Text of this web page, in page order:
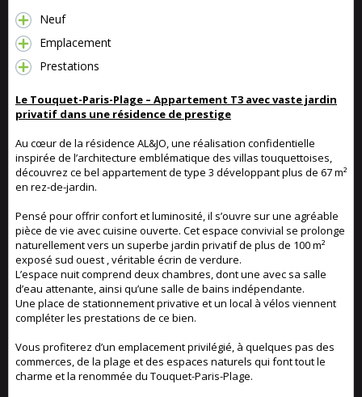
Neuf
Emplacement
Prestations
Le Touquet-Paris-Plage – Appartement T3 avec vaste jardin
privatif dans une résidence de prestige
Au cœur de la résidence AL&JO, une réalisation confidentielle
inspirée de l’architecture emblématique des villas touquettoises,
découvrez ce bel appartement de type 3 développant plus de 67 m²
en rez-de-jardin.
Pensé pour offrir confort et luminosité, il s’ouvre sur une agréable
pièce de vie avec cuisine ouverte. Cet espace convivial se prolonge
naturellement vers un superbe jardin privatif de plus de 100 m²
exposé sud ouest , véritable écrin de verdure.
L’espace nuit comprend deux chambres, dont une avec sa salle
d’eau attenante, ainsi qu’une salle de bains indépendante.
Une place de stationnement privative et un local à vélos viennent
compléter les prestations de ce bien.
Vous profiterez d’un emplacement privilégié, à quelques pas des
commerces, de la plage et des espaces naturels qui font tout le
charme et la renommée du Touquet-Paris-Plage.